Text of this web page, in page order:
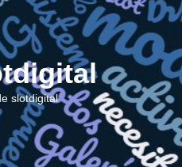
slotdigital